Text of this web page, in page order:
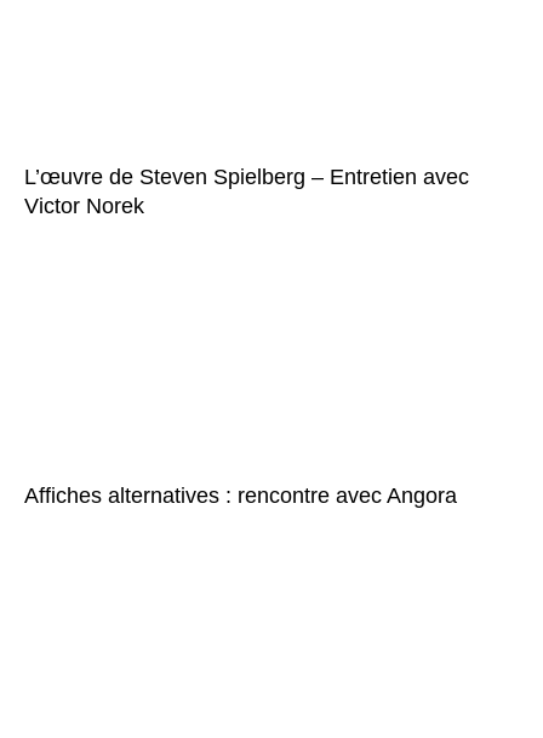
L’œuvre de Steven Spielberg – Entretien avec
Victor Norek
Affiches alternatives : rencontre avec Angora